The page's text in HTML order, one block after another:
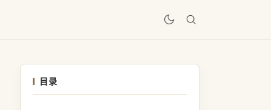
目录